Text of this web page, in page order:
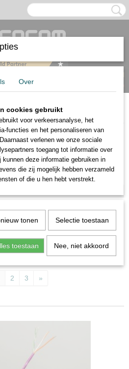
(0)
2 3 »
Over
cookies gebruikt
voor verkeersanalyse, het
functies en het personaliseren van
verlenen we onze sociale
toegang tot informatie over
deze informatie gebruiken in
die zij mogelijk hebben verzameld
of die u hen hebt verstrekt.
tonen Selectie toestaan
toestaan Nee, niet akkoord